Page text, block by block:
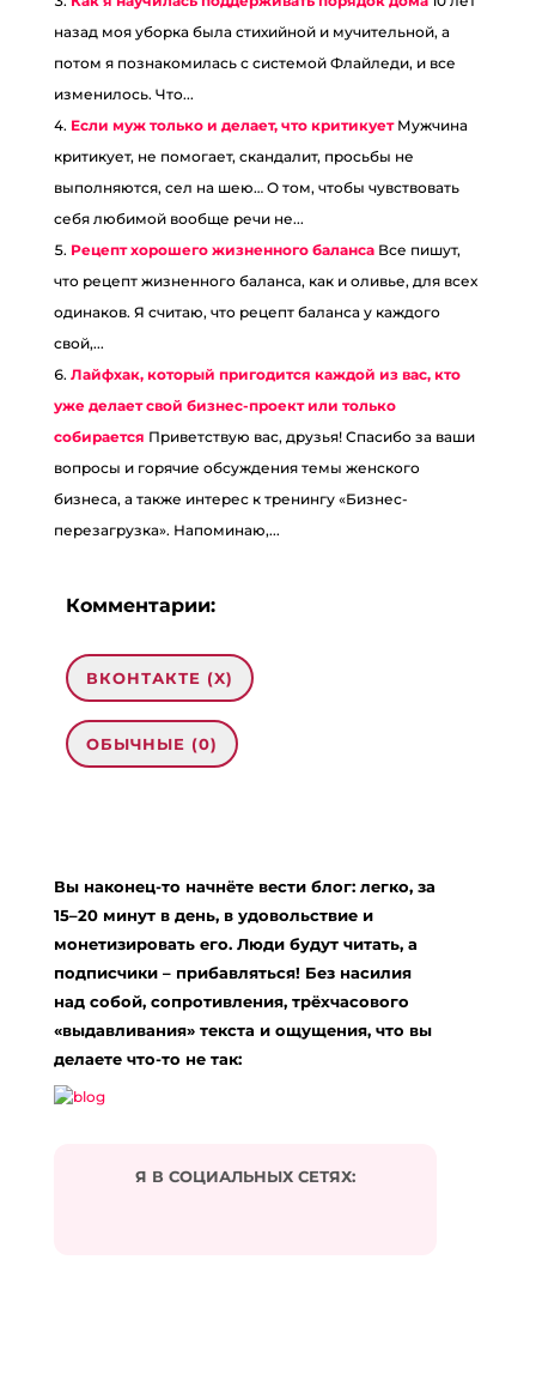
назад моя уборка была стихийной и мучительной, а
потом я познакомилась с системой Флайледи, и все
изменилось. Что...
Если муж только и делает, что критикует Мужчина
критикует, не помогает, скандалит, просьбы не
выполняются, сел на шею… О том, чтобы чувствовать
себя любимой вообще речи не...
Рецепт хорошего жизненного баланса Все пишут,
что рецепт жизненного баланса, как и оливье, для всех
одинаков. Я считаю, что рецепт баланса у каждого
свой,...
Лайфхак, который пригодится каждой из вас, кто
уже делает свой бизнес-проект или только
собирается Приветствую вас, друзья! Спасибо за ваши
вопросы и горячие обсуждения темы женского
бизнеса, а также интерес к тренингу «Бизнес-
перезагрузка». Напоминаю,...
Комментарии:
ВКОНТАКТЕ (X)
ОБЫЧНЫЕ (0)
Обязательные поля помечены*
Подписаться на комментарии по e-mail
Вы наконец-то начнёте вести блог: легко, за
15–20 минут в день, в удовольствие и
монетизировать его. Люди будут читать, а
подписчики – прибавляться! Без насилия
над собой, сопротивления, трёхчасового
«выдавливания» текста и ощущения, что вы
делаете что-то не так:
Я В СОЦИАЛЬНЫХ СЕТЯХ: